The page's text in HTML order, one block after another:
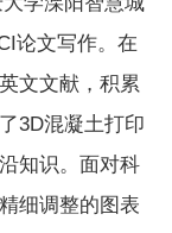
论文写作。在
文文献，积累
3D混凝土打印
知识。面对科
细调整的图表